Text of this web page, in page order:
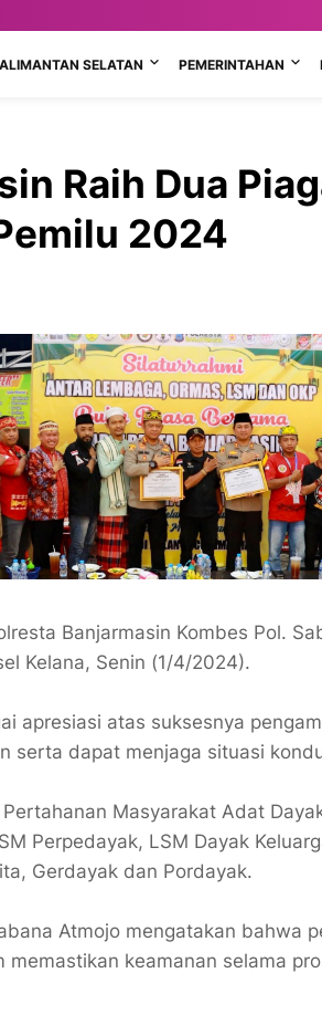
SELATAN PEMERINTAHAN
Raih Dua
2024
Banjarmasin Kombes Pol.
Kelana, Senin (1/4/2024).
apresiasi atas suksesnya
serta dapat menjaga situasi
Masyarakat Adat
Perpedayak, LSM Dayak
Gerdayak dan Pordayak.
Atmojo mengatakan bahwa
keamanan selama